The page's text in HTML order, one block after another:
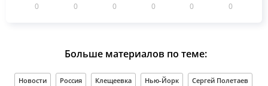
0 0 0 0 0 0
Больше материалов по теме:
Новости Россия Клещеевка Нью-Йорк Сергей Полетаев